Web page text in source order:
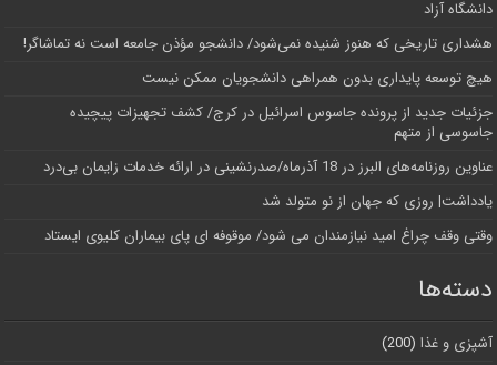
دانشگاه آز‌اد
هشداری تاریخی که هنوز شنیده نمی‌شود/ دانشجو مؤذن جامعه است نه تماشاگر!
هیچ توسعه پایداری بدون همراهی دانشجویان ممکن نیست
جزئیات جدید از پرونده جاسوس اسرائیل در کرج/‌ کشف تجهیزات پیچیده
جاسوسی از متهم
عناوین روزنامه‌های البرز در ‌18 آذرماه/صدرنشینی در ارائه خدمات زایمان بی‌درد
یادداشت| روزی که جهان از نو متولد شد
وقتی وقف چراغ امید نیازمندان می شود/ موقوفه ای پای بیماران کلیوی ایستاد
دسته‌ها
آشپزی و غذا (200)